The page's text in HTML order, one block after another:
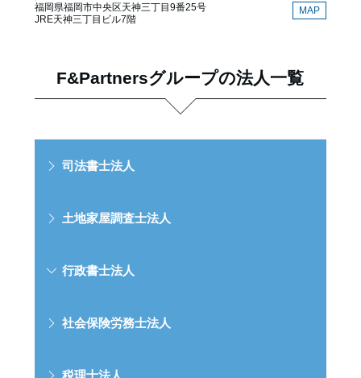
福岡県福岡市中央区天神三丁目9番25号
JRE天神三丁目ビル7階
MAP
F&Partnersグループの法人一覧
司法書士法人
土地家屋調査士法人
行政書士法人
社会保険労務士法人
税理士法人